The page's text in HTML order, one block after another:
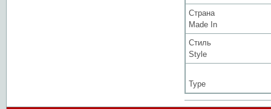
Страна
Made In
Стиль
Style
Type